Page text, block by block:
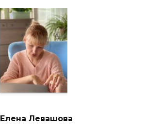
Елена Левашова